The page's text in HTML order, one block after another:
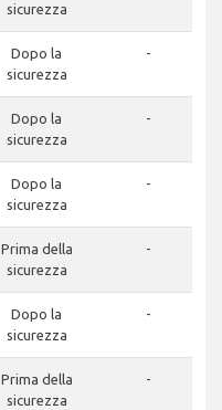
sicurezza
Dopo la
sicurezza
-
Dopo la
sicurezza
-
Dopo la
sicurezza
-
Prima della
sicurezza
-
Dopo la
sicurezza
-
Prima della
sicurezza
-